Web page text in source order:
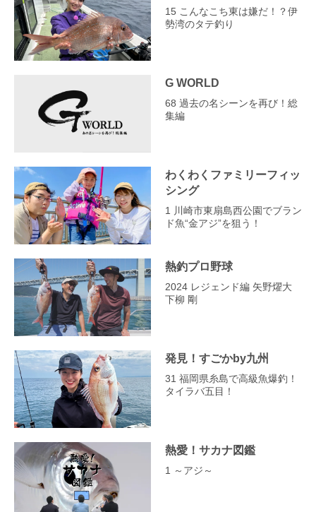
15 こんなこち東は嫌だ！？伊
勢湾のタテ釣り
G WORLD
68 過去の名シーンを再び！総
集編
わくわくファミリーフィッ
シング
1 川崎市東扇島西公園でブラン
ド魚“金アジ”を狙う！
熱釣プロ野球
2024 レジェンド編 矢野燿大
下柳 剛
発見！すごかby九州
31 福岡県糸島で高級魚爆釣！
タイラバ五目！
熱愛！サカナ図鑑
1 ～アジ～